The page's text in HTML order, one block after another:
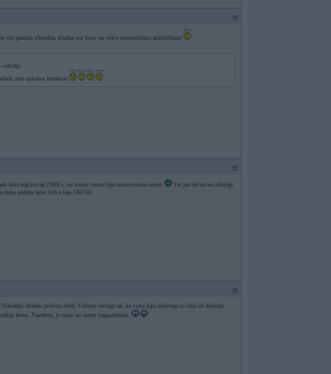
#4
visi paarzin tehniskas detaljas par bmw un volvo automashiinu atskjiriibaam
rakstīja:
auto apkopes izmaksas
#5
laikā iegrūsti ap 2500Ls, un kronis visam bija motora maiņa nesen.
Var jau būt ka tas atkarīgs
imho pēdējie labie Volvo bija 240/740
#6
dizhaas probzas nebij. Varbuut vieniigi tas, ka viens lops izskreeja uz celja un dabuuju
leetas. Paardevu, jo mazs un neerts bagaazhnieks.